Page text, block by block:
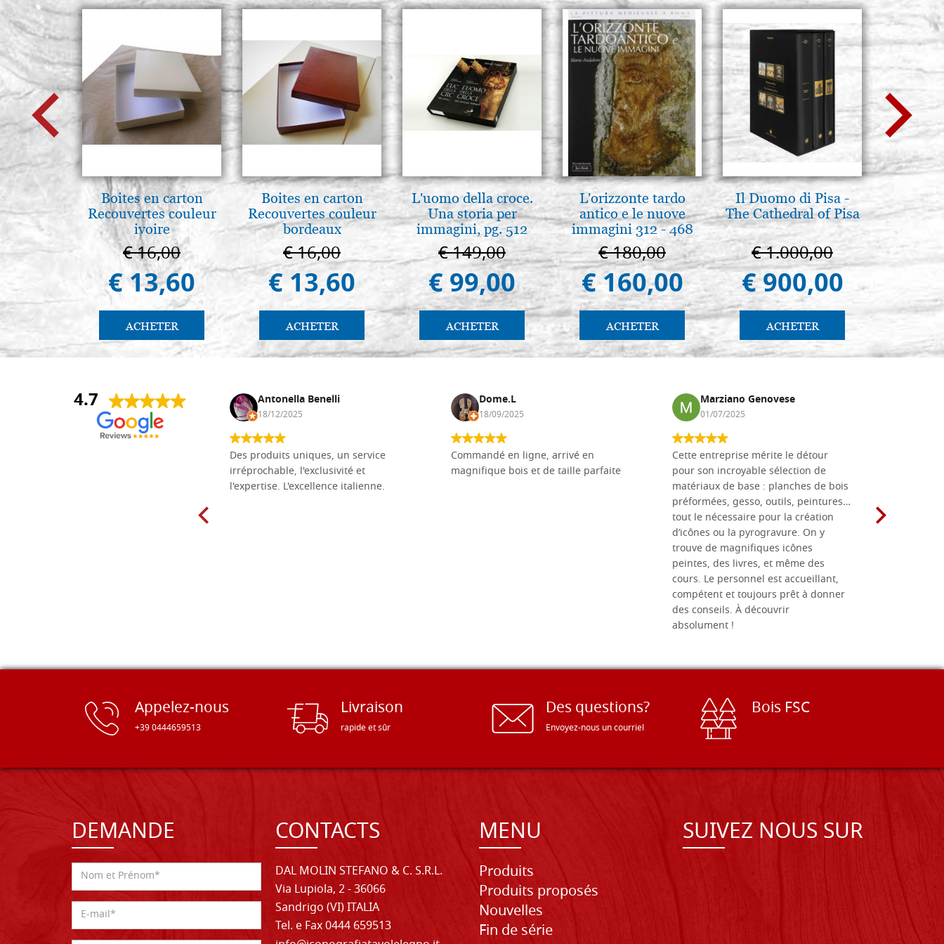
Boites en carton
Recouvertes couleur
ivoire
€ 16,00
€ 13,60
ACHETER
Boites en carton
Recouvertes couleur
bordeaux
€ 16,00
€ 13,60
ACHETER
L'uomo della croce.
Una storia per
immagini, pg. 512
€ 149,00
€ 99,00
ACHETER
L'orizzonte tardo
antico e le nuove
immagini 312 - 468
€ 180,00
€ 160,00
ACHETER
Il Duomo di Pisa -
The Cathedral of Pisa
€ 1.000,00
€ 900,00
ACHETER
€
4.7
Daniel Vandewalle Antonella Benelli
18/12/2025
Des produits uniques, un service
irréprochable, l'exclusivité et
l'expertise. L'excellence italienne.
Dome.L
18/09/2025
Commandé en ligne, arrivé en
magnifique bois et de taille parfaite
Marziano Genovese
01/07/2025
Cette entreprise mérite le détour
pour son incroyable sélection de
matériaux de base : planches de bois
préformées, gesso, outils, peintures…
tout le nécessaire pour la création
d’icônes ou la pyrogravure. On y
trouve de magnifiques icônes
peintes, des livres, et même des
cours. Le personnel est accueillant,
compétent et toujours prêt à donner
des conseils. À découvrir
absolument !
Appelez-nous
+39 0444659513
Livraison
rapide et sûr
Des questions?
Envoyez-nous un courriel
Bois FSC
DEMANDE CONTACTS
DAL MOLIN STEFANO & C. S.R.L.
Via Lupiola, 2 - 36066
Sandrigo (VI) ITALIA
Tel. e Fax 0444 659513
MENU
Produits
Produits proposés
Nouvelles
Fin de série
SUIVEZ NOUS SUR